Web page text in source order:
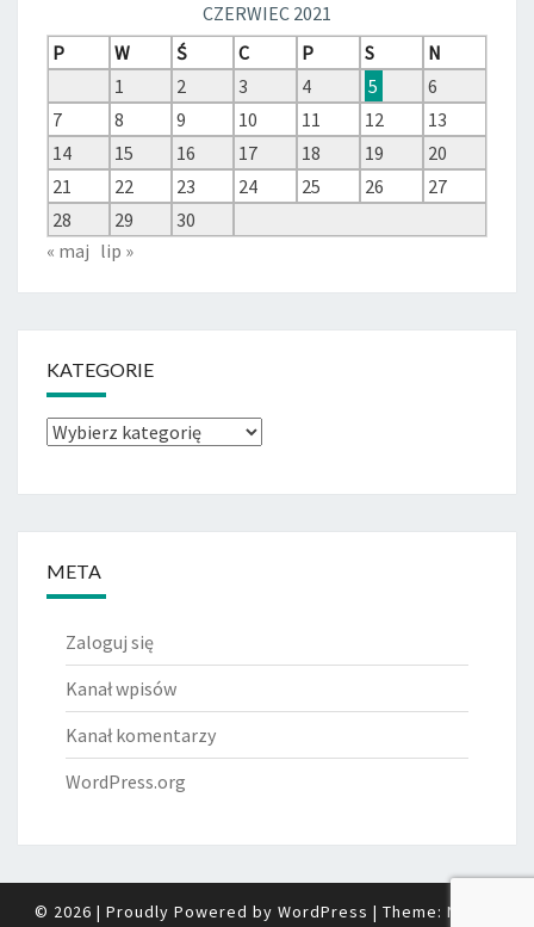
CZERWIEC 2021
P
W Ś C P S
N
1
2 3 4 5
6
7
8 9 10 11 12
13
14
15 16 17 18 19
20
21
22 23 24 25 26
27
28
29
30
« maj lip »
KATEGORIE
Kategorie
META
Zaloguj się
Kanał wpisów
Kanał komentarzy
WordPress.org
© 2026 | Proudly Powered by WordPress | Theme: Nisarg